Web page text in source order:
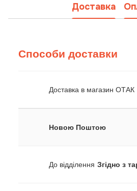
Доставка
Способи доставки
Доставка в магазин ОТАК
Новою Поштою
До відділення Згідно з